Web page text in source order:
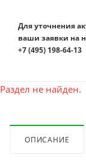
Для уточнения
ваши заявки на
+7 (495) 198-64-13
Раздел не найден.
ОПИСАНИЕ